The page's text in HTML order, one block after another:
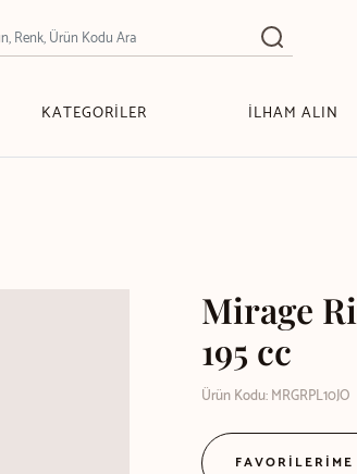
KATEGORİLER İLHAM ALIN
Mirage
195 cc
Ürün Kodu: MRGRPL10JO